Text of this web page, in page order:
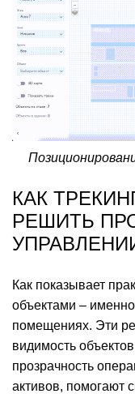
КАК
РЕШИТЬ
Как показывает
объектами –
помещениях. Эти
видимость
прозрачность
активов, помогают